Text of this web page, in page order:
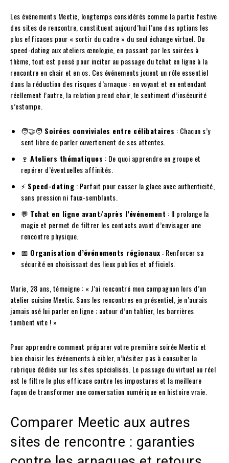
Les événements Meetic, longtemps considérés comme la partie festive
des sites de rencontre, constituent aujourd’hui l’une des options les
plus efficaces pour « sortir du cadre » du seul échange virtuel. Du
speed-dating aux ateliers œnologie, en passant par les soirées à
thème, tout est pensé pour inciter au passage du tchat en ligne à la
rencontre en chair et en os. Ces événements jouent un rôle essentiel
dans la réduction des risques d’arnaque : en voyant et en entendant
réellement l’autre, la relation prend chair, le sentiment d’insécurité
s’estompe.
🧑‍🤝‍🧑 Soirées conviviales entre célibataires : Chacun s’y
sent libre de parler ouvertement de ses attentes.
🍷 Ateliers thématiques : De quoi apprendre en groupe et
repérer d’éventuelles affinités.
⚡ Speed-dating : Parfait pour casser la glace avec authenticité,
sans pression ni faux-semblants.
💬 Tchat en ligne avant/après l’événement : Il prolonge la
magie et permet de filtrer les contacts avant d’envisager une
rencontre physique.
📅 Organisation d’événements régionaux : Renforcer sa
sécurité en choisissant des lieux publics et officiels.
Marie, 28 ans, témoigne : « J’ai rencontré mon compagnon lors d’un
atelier cuisine Meetic. Sans les rencontres en présentiel, je n’aurais
jamais osé lui parler en ligne ; autour d’un tablier, les barrières
tombent vite ! »
Pour apprendre comment préparer votre première soirée Meetic et
bien choisir les événements à cibler, n’hésitez pas à consulter la
rubrique dédiée sur les sites spécialisés. Le passage du virtuel au réel
est le filtre le plus efficace contre les impostures et la meilleure
façon de transformer une conversation numérique en histoire vraie.
Comparer Meetic aux autres
sites de rencontre : garanties